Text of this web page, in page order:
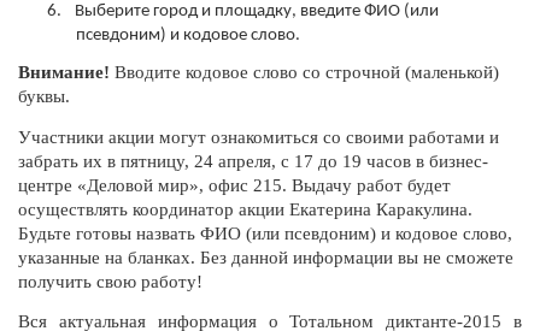
6.​
Выберите город и площадку, введите ФИО (или
псевдоним) и кодовое слово.
Внимание! Вводите кодовое слово со строчной (маленькой)
буквы.
Участники акции могут ознакомиться со своими работами и
забрать их в пятницу, 24 апреля, с 17 до 19 часов в бизнес-
центре «Деловой мир», офис 215. Выдачу работ будет
осуществлять координатор акции Екатерина Каракулина.
Будьте готовы назвать ФИО (или псевдоним) и кодовое слово,
указанные на бланках. Без данной информации вы не сможете
получить свою работу!
Вся актуальная информация о Тотальном диктанте-2015 в